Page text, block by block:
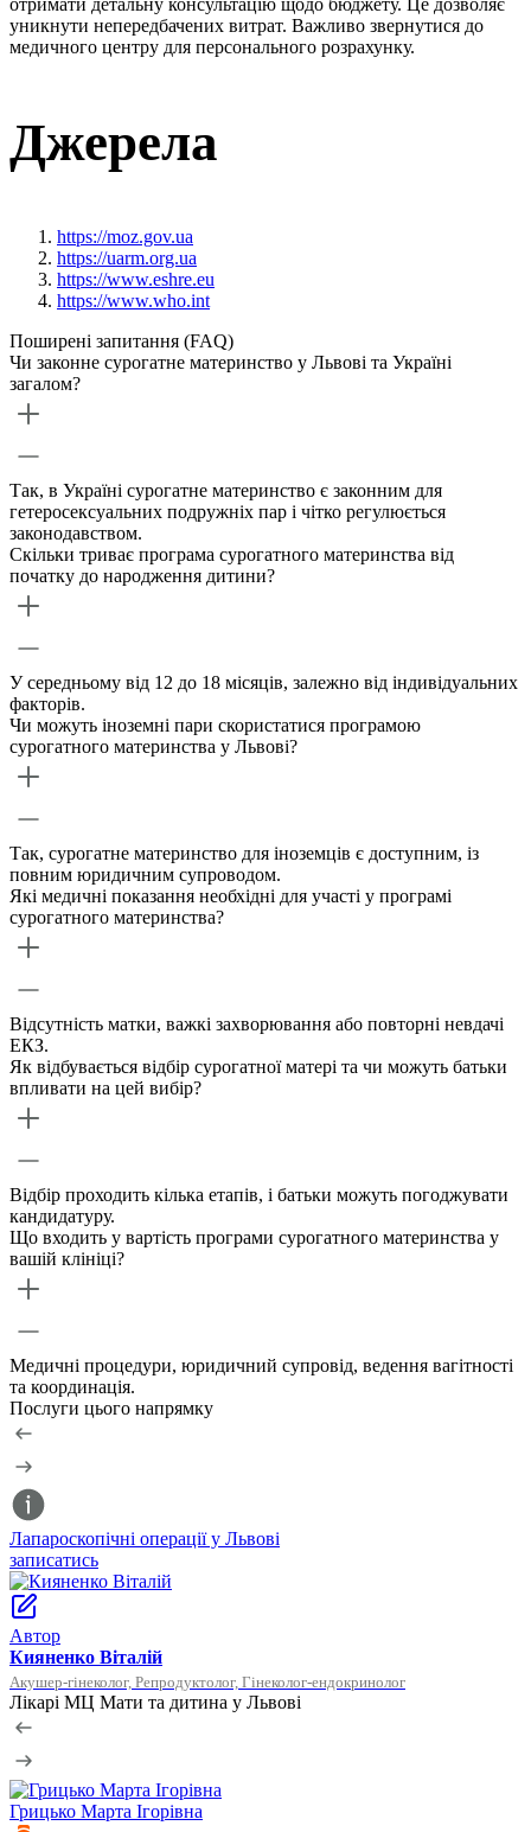
отримати детальну консультацію щодо бюджету. Це дозволяє
уникнути непередбачених витрат. Важливо звернутися до
медичного центру для персонального розрахунку.
Джерела
https://moz.gov.ua
https://uarm.org.ua
https://www.eshre.eu
https://www.who.int
Поширені запитання (FAQ)
Чи законне сурогатне материнство у Львові та Україні
загалом?
Так, в Україні сурогатне материнство є законним для
гетеросексуальних подружніх пар і чітко регулюється
законодавством.
Скільки триває програма сурогатного материнства від
початку до народження дитини?
У середньому від 12 до 18 місяців, залежно від індивідуальних
факторів.
Чи можуть іноземні пари скористатися програмою
сурогатного материнства у Львові?
Так, сурогатне материнство для іноземців є доступним, із
повним юридичним супроводом.
Які медичні показання необхідні для участі у програмі
сурогатного материнства?
Відсутність матки, важкі захворювання або повторні невдачі
ЕКЗ.
Як відбувається відбір сурогатної матері та чи можуть батьки
впливати на цей вибір?
Відбір проходить кілька етапів, і батьки можуть погоджувати
кандидатуру.
Що входить у вартість програми сурогатного материнства у
вашій клініці?
Медичні процедури, юридичний супровід, ведення вагітності
та координація.
Послуги цього напрямку
Лапароскопічні операції у Львові
записатись
Автор
Кияненко Віталій
Акушер-гінеколог, Репродуктолог, Гінеколог-ендокринолог
Лікарі МЦ Мати та дитина у Львові
Грицько Марта Ігорівна